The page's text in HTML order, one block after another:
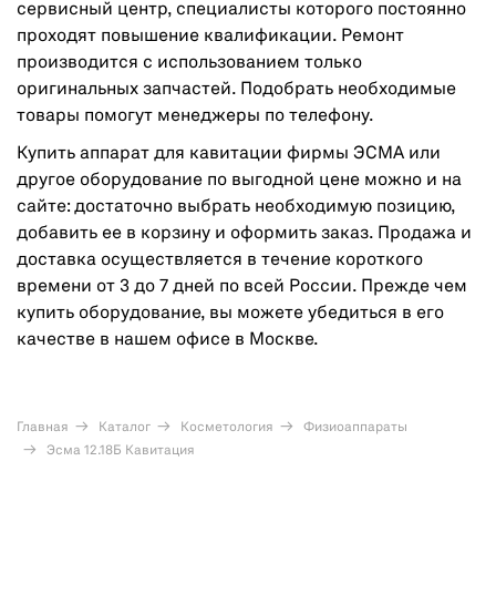
сервисный центр, специалисты которого постоянно
проходят повышение квалификации. Ремонт
производится с использованием только
оригинальных запчастей. Подобрать необходимые
товары помогут менеджеры по телефону.
Купить аппарат для кавитации фирмы ЭСМА или
другое оборудование по выгодной цене можно и на
сайте: достаточно выбрать необходимую позицию,
добавить ее в корзину и оформить заказ. Продажа и
доставка осуществляется в течение короткого
времени от 3 до 7 дней по всей России. Прежде чем
купить оборудование, вы можете убедиться в его
качестве в нашем офисе в Москве.
Главная Каталог Косметология
Физиоаппараты
Эсма 12.18Б Кавитация